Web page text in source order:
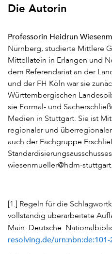
Die Autorin
Professorin Heidrun
Nürnberg, studierte Mittlere
Mittellatein in Erlangen und
dem Referendariat an der
und der FH Köln war sie
Württembergischen
sie Formal- und
Medien in Stuttgart. Sie ist
regionaler und
auch der Fachgruppe
wiesenmueller@hdm-
[1.] Regeln für die
vollständig überarbeitete
Main: Deutsche
resolving.de/